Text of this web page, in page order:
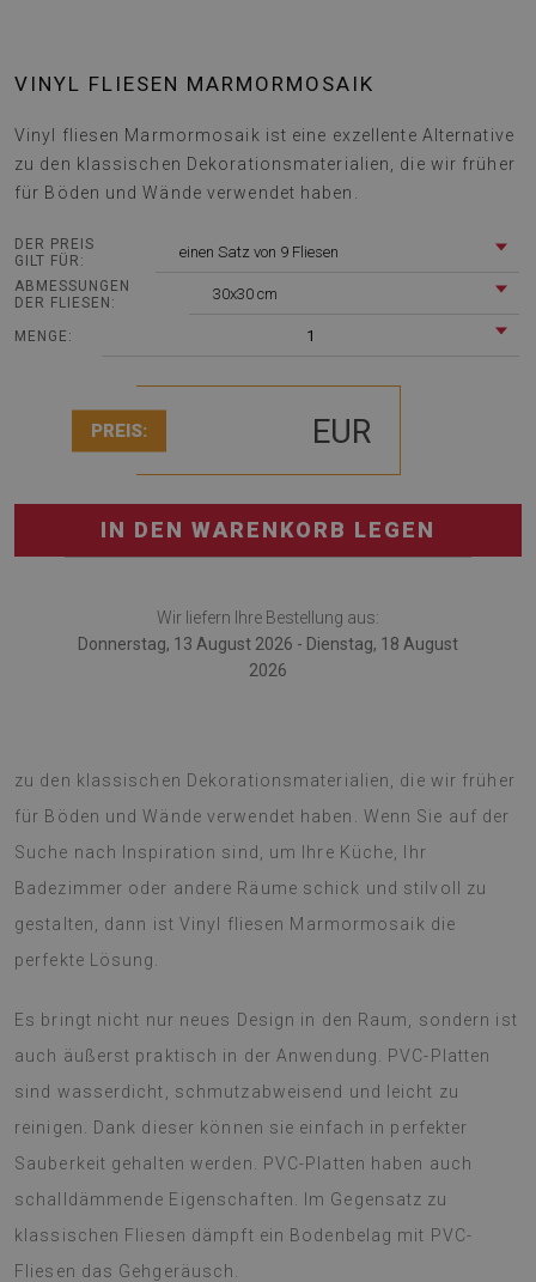
VINYL FLIESEN MARMORMOSAIK
Vinyl fliesen Marmormosaik ist eine exzellente Alternative
zu den klassischen Dekorationsmaterialien, die wir früher
für Böden und Wände verwendet haben.
DER PREIS
GILT FÜR:
einen Satz von 9 Fliesen
ABMESSUNGEN
DER FLIESEN:
30x30 cm
MENGE: 1
PREIS: EUR
IN DEN WARENKORB LEGEN
Wir liefern Ihre Bestellung aus:
Donnerstag, 13 August 2026 - Dienstag, 18 August
2026
zu den klassischen Dekorationsmaterialien, die wir früher
für Böden und Wände verwendet haben. Wenn Sie auf der
Suche nach Inspiration sind, um Ihre Küche, Ihr
Badezimmer oder andere Räume schick und stilvoll zu
gestalten, dann ist Vinyl fliesen Marmormosaik die
perfekte Lösung.
Es bringt nicht nur neues Design in den Raum, sondern ist
auch äußerst praktisch in der Anwendung. PVC-Platten
sind wasserdicht, schmutzabweisend und leicht zu
reinigen. Dank dieser können sie einfach in perfekter
Sauberkeit gehalten werden. PVC-Platten haben auch
schalldämmende Eigenschaften. Im Gegensatz zu
klassischen Fliesen dämpft ein Bodenbelag mit PVC-
Fliesen das Gehgeräusch.